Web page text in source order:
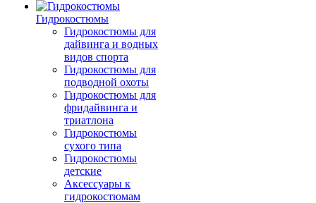
Гидрокостюмы
Гидрокостюмы для
дайвинга и водных
видов спорта
Гидрокостюмы для
подводной охоты
Гидрокостюмы для
фридайвинга и
триатлона
Гидрокостюмы
сухого типа
Гидрокостюмы
детские
Аксессуары к
гидрокостюмам